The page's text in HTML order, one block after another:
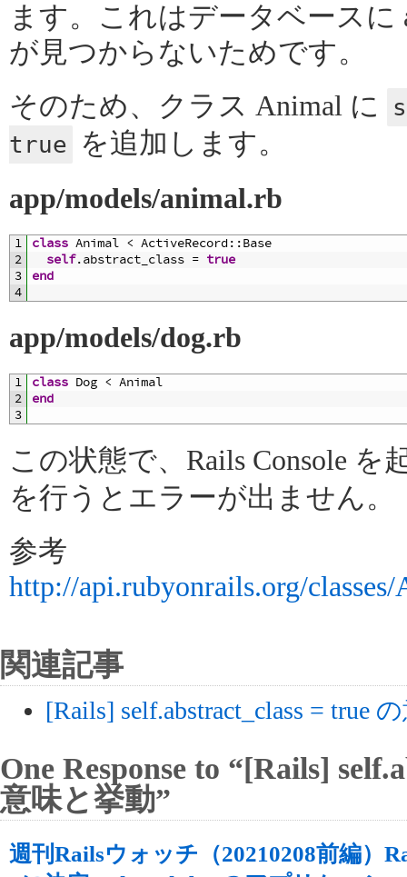
ます。これはデータベースに
が見つからないためです。
そのため、クラス Animal に
true を追加します。
app/models/animal.rb
1
2
3
4
class Animal < ActiveRecord::Base
self.abstract_class = true
end
app/models/dog.rb
1
2
3
class Dog < Animal
end
この状態で、Rails Console を
を行うとエラーが出ません。
参考
http://api.rubyonrails.org/
関連記事
[Rails] self.abstract_class = true
One Response to “[Rails]
意味と挙動”
週刊Railsウォッチ（20210208前編）